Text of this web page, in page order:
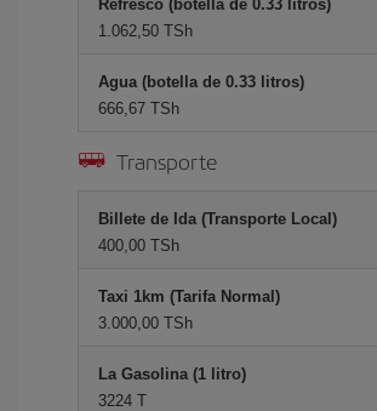
Refresco (botella de 0.33 litros)
1.062,50 TSh
Agua (botella de 0.33 litros)
666,67 TSh
Transporte
Billete de Ida (Transporte Local)
400,00 TSh
Taxi 1km (Tarifa Normal)
3.000,00 TSh
La Gasolina (1 litro)
3224 T